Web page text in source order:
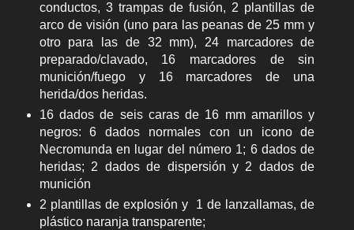
conductos, 3 trampas de fusión, 2 plantillas de
arco de visión (uno para las peanas de 25 mm y
otro para las de 32 mm), 24 marcadores de
preparado/clavado, 16 marcadores de sin
munición/fuego y 16 marcadores de una
herida/dos heridas.
16 dados de seis caras de 16 mm amarillos y
negros: 6 dados normales con un icono de
Necromunda en lugar del número 1; 6 dados de
heridas; 2 dados de dispersión y 2 dados de
munición
2 plantillas de explosión y 1 de lanzallamas, de
plástico naranja transparente;